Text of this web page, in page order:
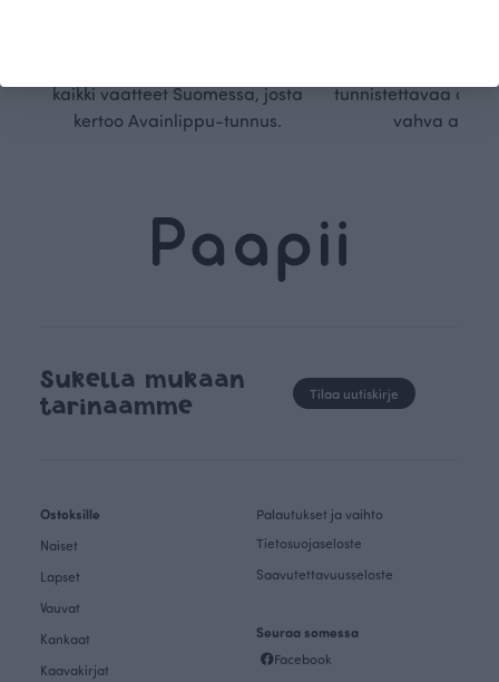
kaikki vaatteet Suomessa, josta
kertoo Avainlippu-tunnus.
tunnistettavaa
vahva
Sukella mukaan
tarinaamme
Tilaa uutiskirje
Ostoksille
Naiset
Lapset
Vauvat
Kankaat
Kaavakirjat
Palautukset ja vaihto
Tietosuojaseloste
Saavutettavuusseloste
Seuraa somessa
Facebook